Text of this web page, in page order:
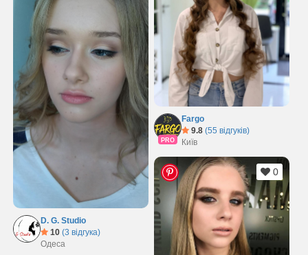
PRO
Fargo
9.8 (55 відгуків)
Київ
D. G. Studio
10 (3 відгука)
Одеса
0